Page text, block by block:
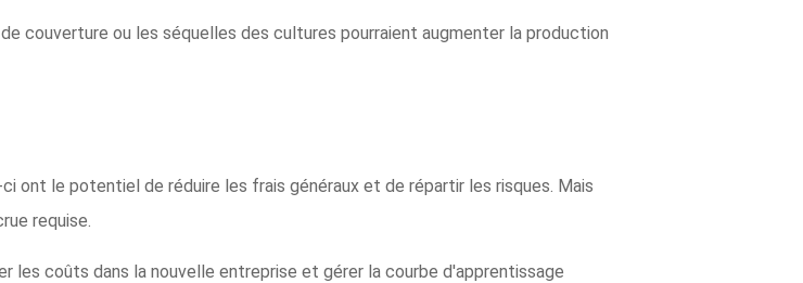
couverture ou les séquelles des cultures pourraient augmenter la production
ont le potentiel de réduire les frais généraux et de répartir les risques. Mais
requise.
les coûts dans la nouvelle entreprise et gérer la courbe d'apprentissage